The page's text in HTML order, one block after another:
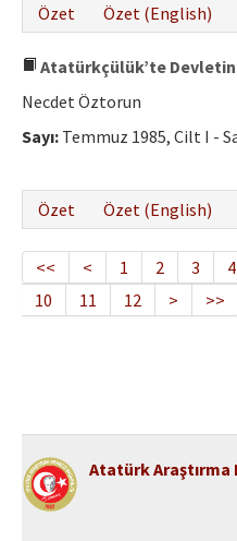
Özet
Özet (English)
Atatürkçülük’te
Necdet Öztorun
Sayı: Temmuz 1985, Cilt I -
Özet
Özet (English)
<< < 1 2 3 4
10
11 12 > >>
Atatürk Araştırma